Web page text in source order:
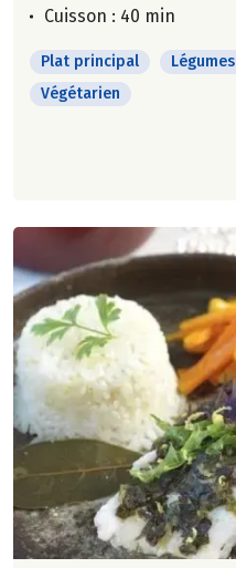
Cuisson : 40 min
Plat principal Légumes
Végétarien